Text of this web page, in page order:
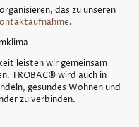
das zu unseren
.
leisten wir gemeinsam
TROBAC® wird auch in
gesundes Wohnen und
zu verbinden.